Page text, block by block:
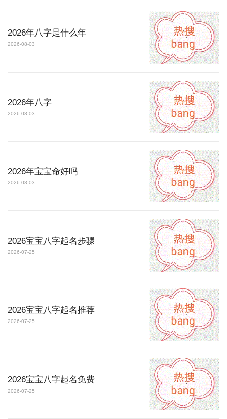
2026年八字是什么年
2026-08-03
2026年八字
2026-08-03
2026年宝宝命好吗
2026-08-03
2026宝宝八字起名步骤
2026-07-25
2026宝宝八字起名推荐
2026-07-25
2026宝宝八字起名免费
2026-07-25